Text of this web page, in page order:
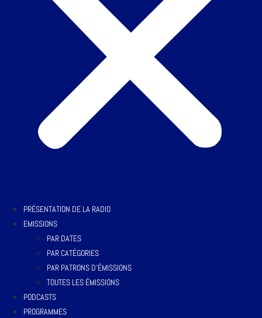
PRÉSENTATION DE LA RADIO
EMISSIONS
PAR DATES
PAR CATÉGORIES
PAR PATRONS D’ÉMISSIONS
TOUTES LES ÉMISSIONS
PODCASTS
PROGRAMMES